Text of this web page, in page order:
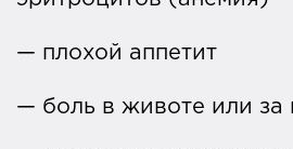
— плохой аппетит
— боль в животе или за